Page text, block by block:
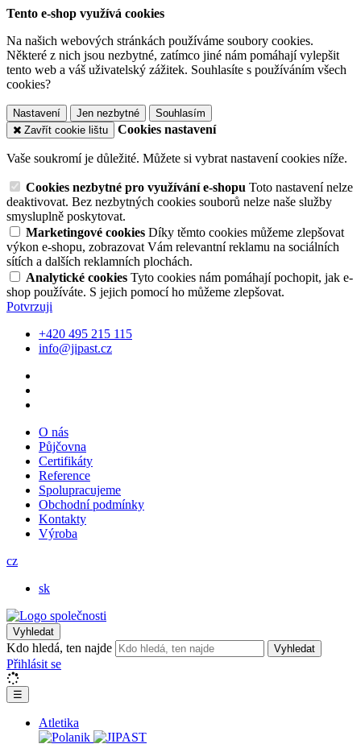
Tento e-shop využívá cookies
Na našich webových stránkách používáme soubory cookies.
Některé z nich jsou nezbytné, zatímco jiné nám pomáhají vylepšit
tento web a váš uživatelský zážitek. Souhlasíte s používáním všech
cookies?
Nastavení Jen nezbytné
Souhlasím
Zavřít cookie lištu
Cookies nastavení
Vaše soukromí je důležité. Můžete si vybrat nastavení cookies níže.
Cookies nezbytné pro využívání e-shopu Toto nastavení nelze
deaktivovat. Bez nezbytných cookies souborů nelze naše služby
smysluplně poskytovat.
Marketingové cookies Díky těmto cookies můžeme zlepšovat
výkon e-shopu, zobrazovat Vám relevantní reklamu na sociálních
sítích a dalších reklamních plochách.
Analytické cookies Tyto cookies nám pomáhají pochopit, jak e-
shop používáte. S jejich pomocí ho můžeme zlepšovat.
Potvrzuji
+420 495 215 115
info@jipast.cz
O nás
Půjčovna
Certifikáty
Reference
Spolupracujeme
Obchodní podmínky
Kontakty
Výroba
cz
sk
Vyhledat
Kdo hledá, ten najde Vyhledat
Přihlásit se
☰
Atletika